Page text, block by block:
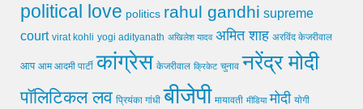
political love politics rahul gandhi supreme
court virat kohli yogi adityanath अखिलेश यादव अमित शाह अरविंद केजरीवाल
आप आम आदमी पार्टी कांग्रेस केजरीवाल क्रिकेट चुनाव नरेंद्र मोदी
पॉलिटिकल लव प्रियंका गांधी बीजेपी मायावती मीडिया मोदी योगी